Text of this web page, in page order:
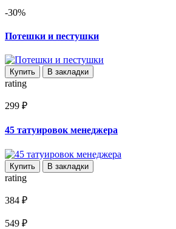
-30%
Потешки и пестушки
Купить В закладки
rating
299 ₽
45 татуировок менеджера
Купить В закладки
rating
384 ₽
549 ₽